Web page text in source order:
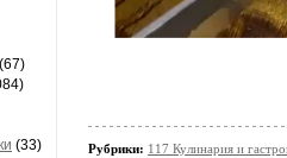
(33)
Рубрики: 117 Кулинария и